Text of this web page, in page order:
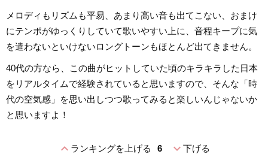
メロディもリズムも平易、あまり高い音も出てこない、おまけ
にテンポがゆっくりしていて歌いやすい上に、音程キープに気
を遣わないといけないロングトーンもほとんど出てきません。
40代の方なら、この曲がヒットしていた頃のキラキラした日本
をリアルタイムで経験されていると思いますので、そんな「時
代の空気感」を思い出しつつ歌ってみると楽しいんじゃないか
と思いますよ！
expand_lessランキングを上げる 6 expand_more下げる